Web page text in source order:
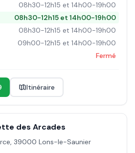
08h30-12h15 et 14h00-19h00
08h30-12h15 et 14h00-19h00
08h30-12h15 et 14h00-19h00
09h00-12h15 et 14h00-19h00
Fermé
Itinéraire
des Arcades
, 39000 Lons-le-Saunier